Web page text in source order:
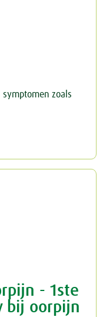
zoals
- 1ste
bij oorpijn